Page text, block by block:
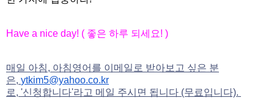
Have a nice day! ( 좋은 하루 되세요! )
매일 아침, 아침영어를 이메일로 받아보고 싶은 분
은, ytkim5@yahoo.co.kr
로, '신청합니다'라고 메일 주시면 됩니다 (무료입니다).